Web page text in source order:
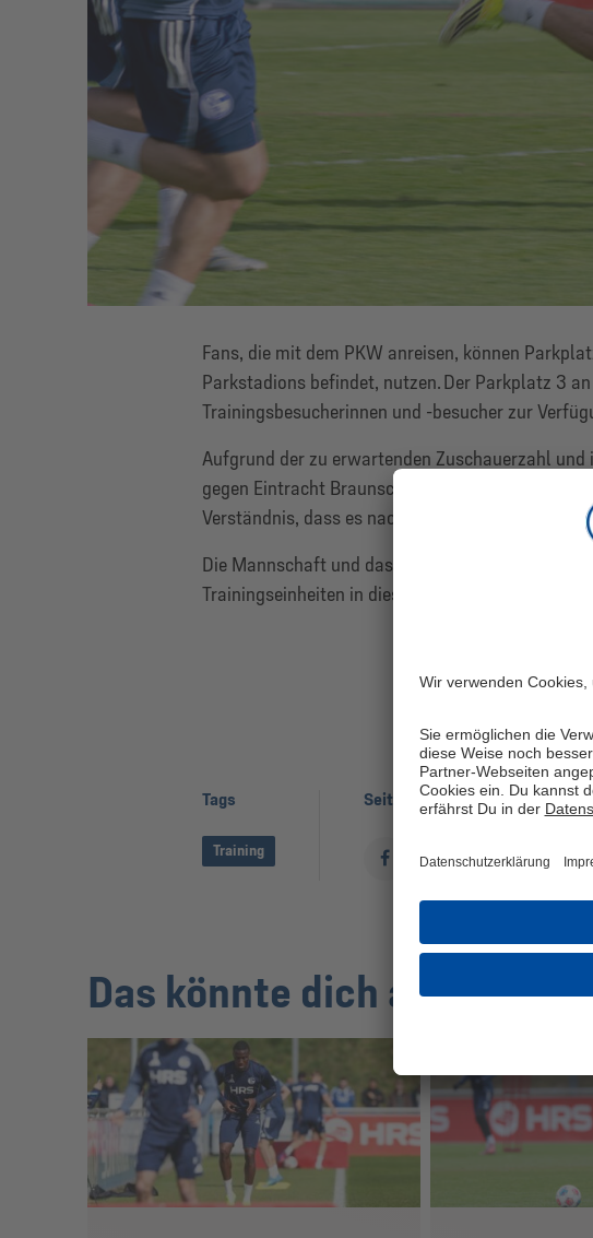
Fans, die mit dem PKW anreisen, können
Parkstadions befindet, nutzen. Der Parkplatz 3
Trainingsbesucherinnen und -besucher zur
Aufgrund der zu erwartenden Zuschauerzahl
gegen Eintracht Braunschweig am Sonntag
Verständnis, dass es nach der Einheit keine
Die Mannschaft und das Trainer-Team danken
Trainingseinheiten in dieser Saison!
Tags
Training
Seite teilen
Das könnte dich auch